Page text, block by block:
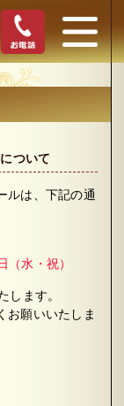
ついて
ルは、下記の通
水・祝）
します。
お願いいたしま